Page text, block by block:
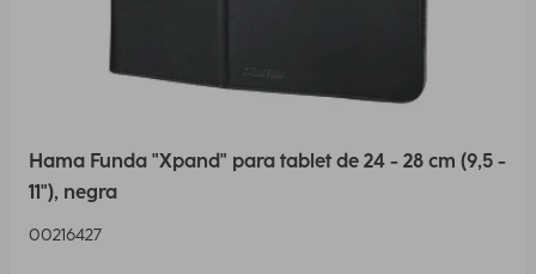
Hama Funda "Xpand" para tablet de 24 - 28 cm (9,5 -
11"), negra
00216427